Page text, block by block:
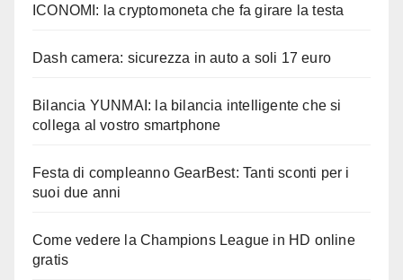
ICONOMI: la cryptomoneta che fa girare la testa
Dash camera: sicurezza in auto a soli 17 euro
Bilancia YUNMAI: la bilancia intelligente che si
collega al vostro smartphone
Festa di compleanno GearBest: Tanti sconti per i
suoi due anni
Come vedere la Champions League in HD online
gratis